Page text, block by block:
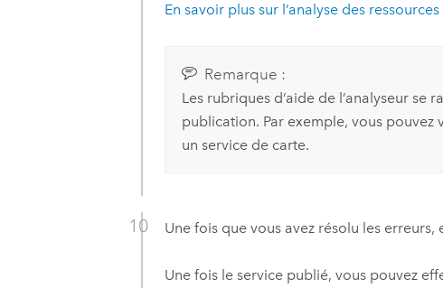
En savoir plus sur l’analyse des ressources
Remarque :
Les rubriques d’aide de l’analyseur
publication. Par exemple, vous pouvez
un service de carte.
Une fois que vous avez résolu les
Une fois le service publié, vous pouvez